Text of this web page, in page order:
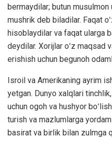
bermaydilar; butun musulmon
mushrik deb biladilar. Faqat
hisoblaydilar va faqat ularga
deydilar. Xorijlar oʻz maqsad
erishish uchun begunoh
Isroil va Amerikaning ayrim
yetgan. Dunyo xalqlari
uchun ogoh va hushyor
turish va mazlumlarga
basirat va birlik bilan zulmga